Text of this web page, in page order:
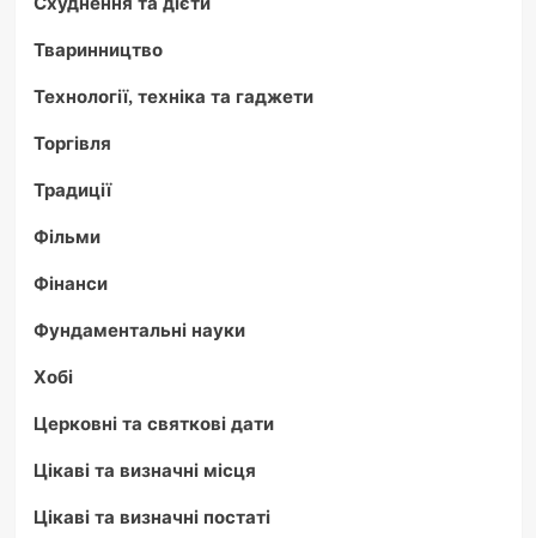
Тваринництво
Технології, техніка та гаджети
Торгівля
Традиції
Фільми
Фінанси
Фундаментальні науки
Хобі
Церковні та святкові дати
Цікаві та визначні місця
Цікаві та визначні постаті